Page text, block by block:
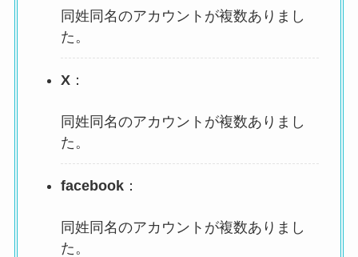
同姓同名のアカウントが複数ありまし
た。
X：
同姓同名のアカウントが複数ありまし
た。
facebook：
同姓同名のアカウントが複数ありまし
た。